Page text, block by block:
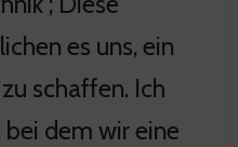
es uns, ein
schaffen. Ich
dem wir eine